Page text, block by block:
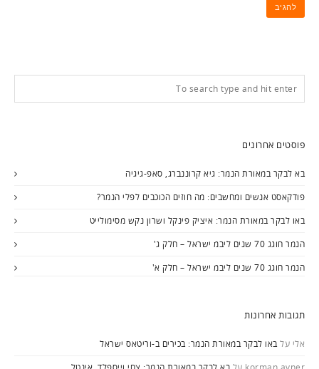
פוסטים אחרונים
בא לבקר במאורת הנמר: גיא קרוננברג, סאפ-גיגיה
פודקאסט אנשים ומחשבים: מה חוזים הכוכבים לפלי הנמר?
באו לבקר במאורת הנמר: איציק פינקל ושרון נקש מסימולייט
הנמר חוגג 70 שנים ליבמ ישראל – חלק ג'
הנמר חוגג 70 שנים ליבמ ישראל – חלק א'
תגובות אחרונות
אלי עלבאו לבקר במאורת הנמר: בכירים ב-וריטאס ישראל